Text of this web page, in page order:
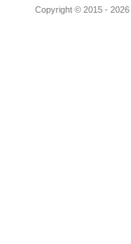
Copyright © 2015 - 2026